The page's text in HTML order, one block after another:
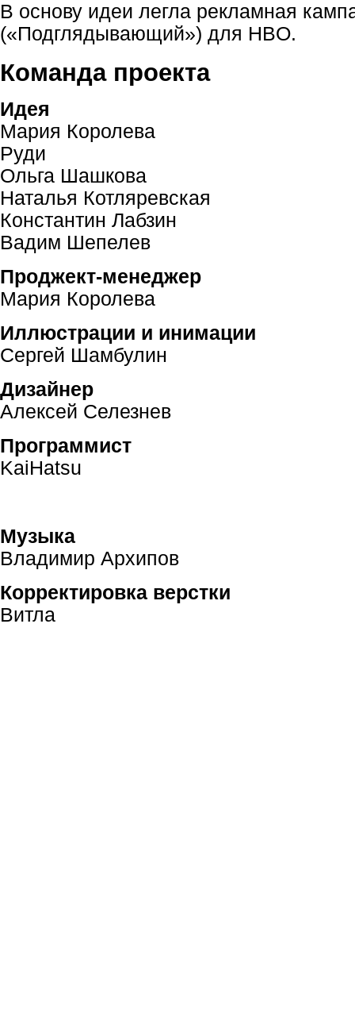
В основу идеи легла рекламная
(«Подглядывающий») для HBO.
Команда проекта
Идея
Мария Королева
Руди
Ольга Шашкова
Наталья Котляревская
Константин Лабзин
Вадим Шепелев
Проджект-менеджер
Мария Королева
Иллюстрации и инимации
Сергей Шамбулин
Дизайнер
Алексей Селезнев
Программист
KaiHatsu
Музыка
Владимир Архипов
Корректировка верстки
Витла